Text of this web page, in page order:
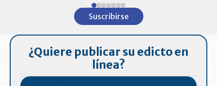
Suscribirse
¿Quiere publicar su edicto en
línea?